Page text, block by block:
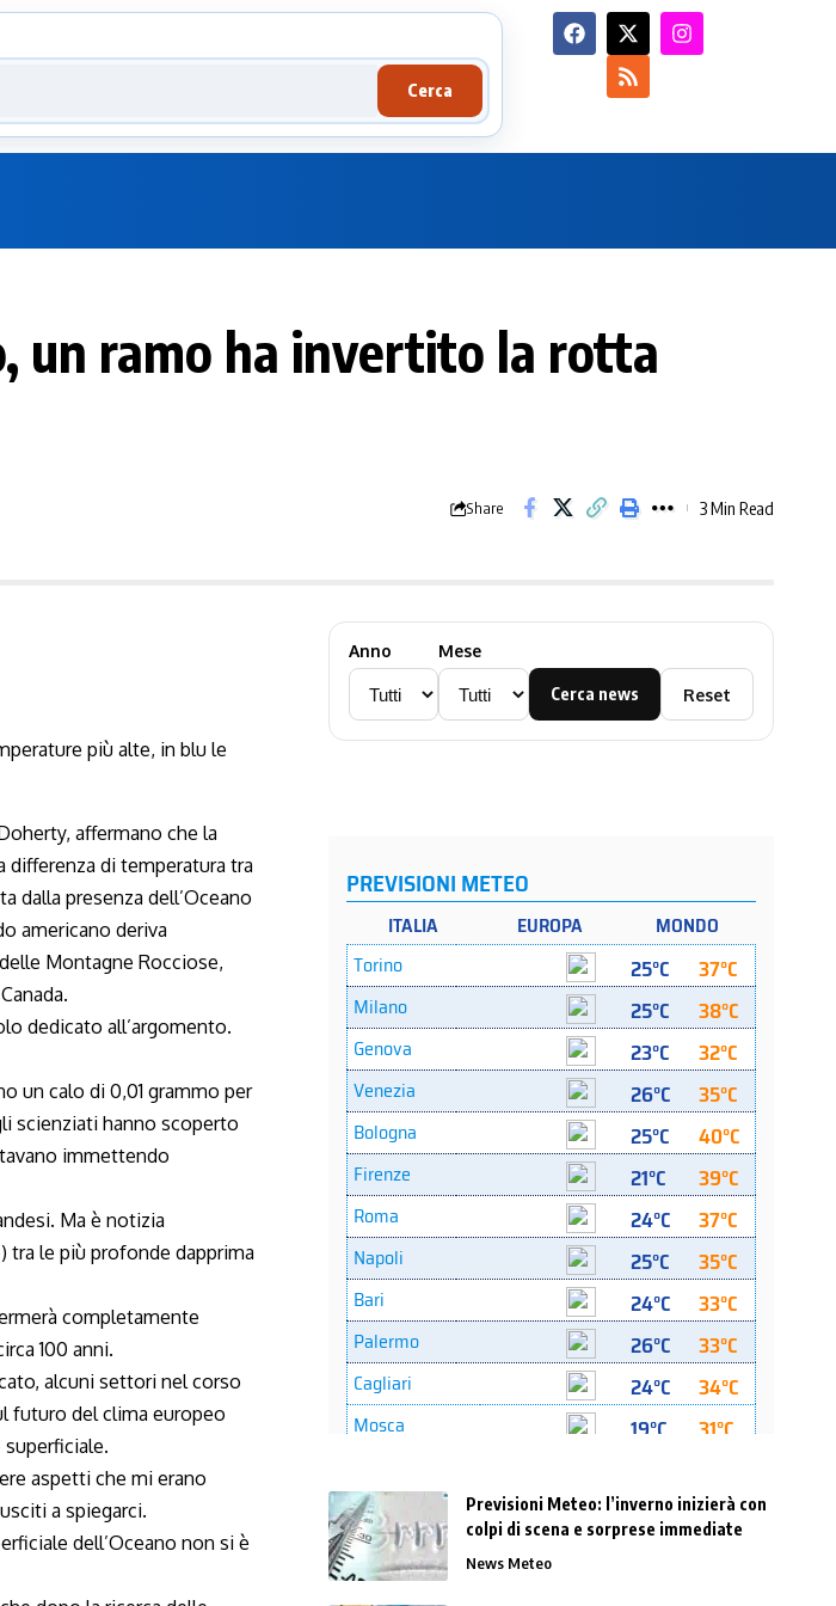
Cerca
un ramo ha invertito la rotta
Share 3 Min Read
affermano che la
di temperatura tra
dalla presenza dell’Oceano
americano deriva
Montagne Rocciose,
dedicato all’argomento.
un calo di 0,01 grammo per
scienziati hanno scoperto
immettendo
Ma è notizia
tra le più profonde dapprima
completamente
100 anni.
alcuni settori nel corso
futuro del clima europeo
aspetti che mi erano
a spiegarci.
dell’Oceano non si è
Anno Mese
Cerca news Reset
Previsioni Meteo: l’inverno inizierà con
colpi di scena e sorprese immediate
News Meteo